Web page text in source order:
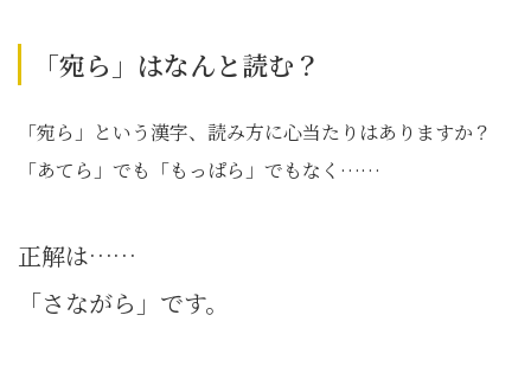
「宛ら」はなんと読む？
「宛ら」という漢字、読み方に心当たりはありますか？
「あてら」でも「もっぱら」でもなく……
正解は……
「さながら」です。